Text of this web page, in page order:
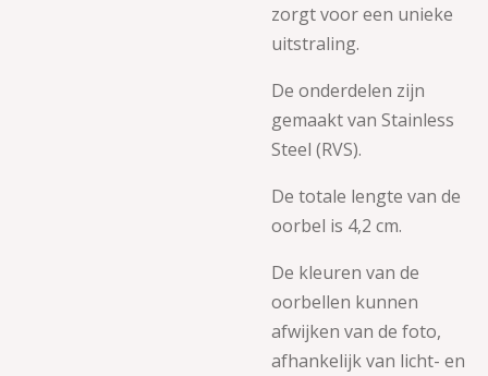
zorgt voor een unieke
uitstraling.
De onderdelen zijn
gemaakt van Stainless
Steel (RVS).
De totale lengte van de
oorbel is 4,2 cm.
De kleuren van de
oorbellen kunnen
afwijken van de foto,
afhankelijk van licht- en